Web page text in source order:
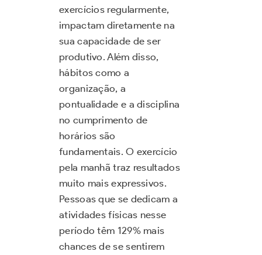
exercícios regularmente,
impactam diretamente na
sua capacidade de ser
produtivo. Além disso,
hábitos como a
organização, a
pontualidade e a disciplina
no cumprimento de
horários são
fundamentais. O exercício
pela manhã traz resultados
muito mais expressivos.
Pessoas que se dedicam a
atividades físicas nesse
período têm 129% mais
chances de se sentirem